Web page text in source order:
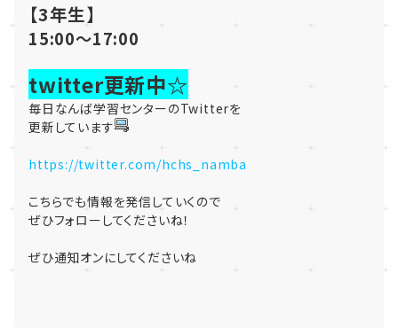
【3年生】
15:00～17:00
twitter更新中☆
毎日なんば学習センターのTwitterを
更新しています
https://twitter.com/hchs_namba
こちらでも情報を発信していくので
ぜひフォローしてくださいね！
ぜひ通知オンにしてくださいね